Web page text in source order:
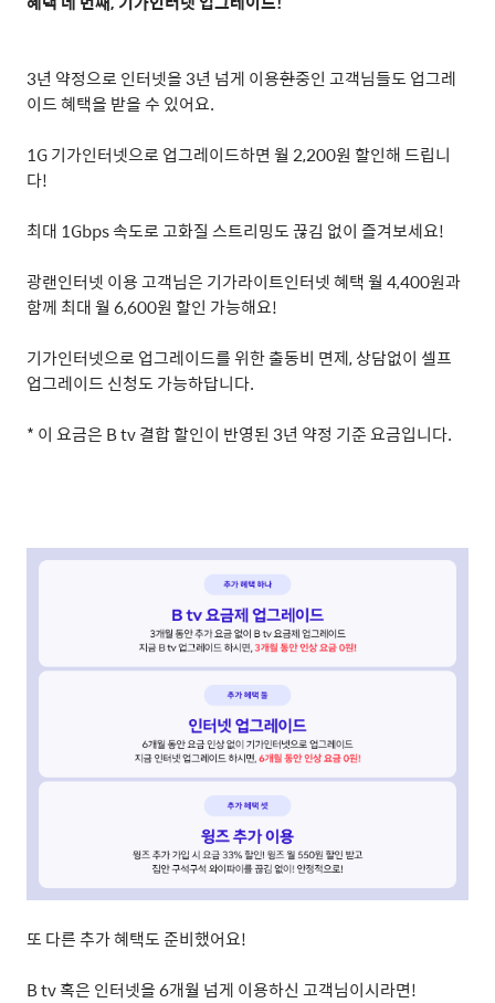
3년 약정으로 인터넷을3년 넘게 이용한중인 고객님들도 업그레
이드 혜택을 받을 수 있어요.
1G기가인터넷으로 업그레이드하면 월 2,200원 할인해 드립니
다!
최대 1Gbps속도로 고화질 스트리밍도 끊김 없이 즐겨보세요!
광랜인터넷 이용 고객님은 기가라이트인터넷 혜택 월 4,400원과
함께 최대 월 6,600원 할인 가능해요!
기가인터넷으로 업그레이드를 위한 출동비 면제,상담없이 셀프
업그레이드 신청도 가능하답니다.
* 이 요금은 B tv결합 할인이 반영된 3년 약정 기준 요금입니다.
또 다른 추가 혜택도 준비했어요!
B tv혹은 인터넷을6개월 넘게 이용하신 고객님이시라면!